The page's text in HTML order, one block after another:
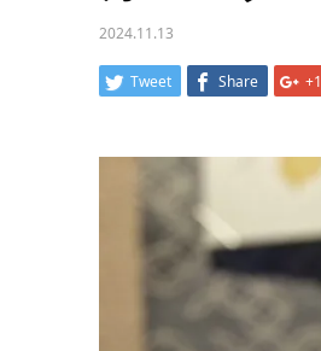
2024.11.13
Tweet Share +1